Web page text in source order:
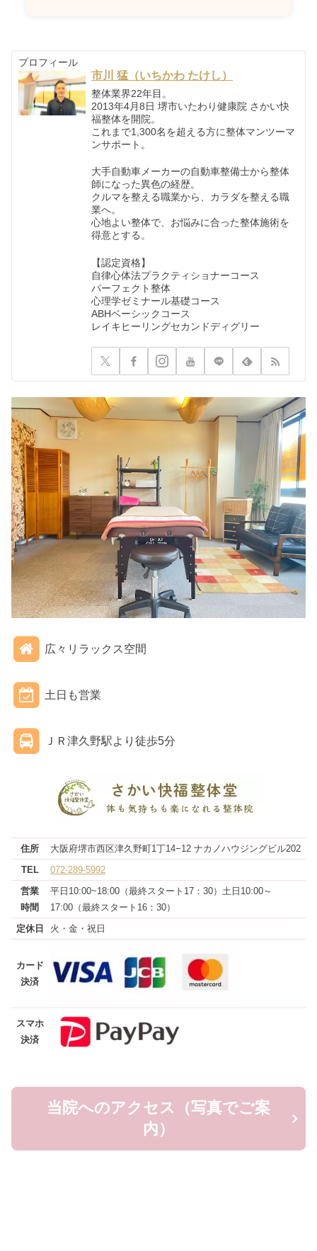
プロフィール
市川 猛（いちかわ たけし）
整体業界22年目。
2013年4月8日 堺市いたわり健康院 さかい快
福整体を開院。
これまで1,300名を超える方に整体マンツーマ
ンサポート。
大手自動車メーカーの自動車整備士から整体
師になった異色の経歴。
クルマを整える職業から、カラダを整える職
業へ。
心地よい整体で、お悩みに合った整体施術を
得意とする。
【認定資格】
自律心体法プラクティショナーコース
パーフェクト整体
心理学ゼミナール基礎コース
ABHベーシックコース
レイキヒーリングセカンドディグリー
広々リラックス空間
土日も営業
ＪＲ津久野駅より徒歩5分
住所
大阪府堺市西区津久野町1丁14−12 ナカノハウジングビル202
TEL
072-289-5992
営業
時間
平日10:00~18:00（最終スタート17：30）土日10:00～
17:00（最終スタート16：30）
定休日
火・金・祝日
カード
決済
スマホ
決済
当院へのアクセス（写真でご案
内）